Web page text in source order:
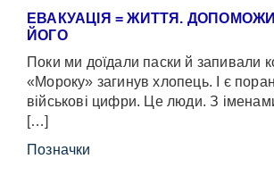
ЕВАКУАЦІЯ = ЖИТТЯ.
ЙОГО
Поки ми доїдали паски й запивали
«Мороку» загинув хлопець. І є
військові цифри. Це люди. З
[…]
Позначки